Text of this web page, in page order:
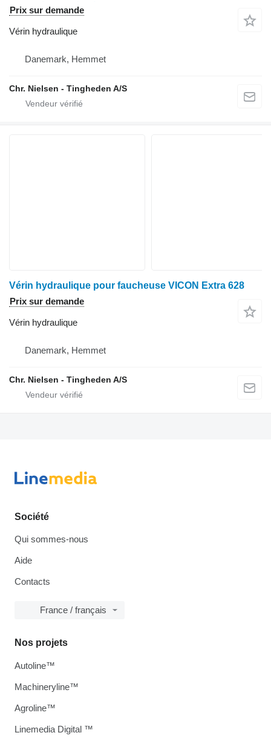
Prix sur demande
Vérin hydraulique
Danemark, Hemmet
Chr. Nielsen - Tingheden A/S
Vérin hydraulique pour faucheuse VICON Extra 628
Prix sur demande
Vérin hydraulique
Danemark, Hemmet
Chr. Nielsen - Tingheden A/S
Société
Qui sommes-nous
Aide
Contacts
France / français
Nos projets
Autoline™
Machineryline™
Agroline™
Linemedia Digital ™